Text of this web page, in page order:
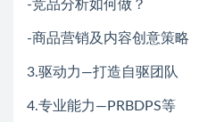
-竞品分析如何做？
-商品营销及内容创意策略
3.驱动力—打造自驱团队
4.专业能力—PRBDPS等